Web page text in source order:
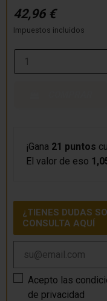
42,96 €
Impuestos incluidos
¡Gana 21 puntos
El valor de eso
¿TIENES DUDAS
CONSULTA AQUÍ
Acepto las
de privacidad